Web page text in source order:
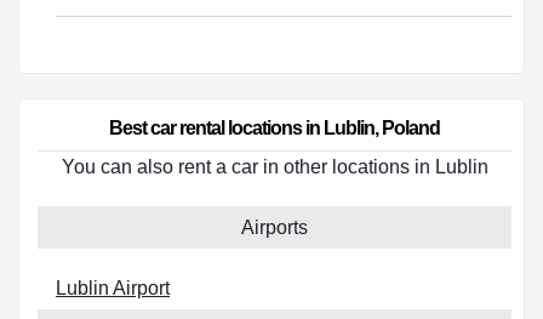
Best car rental locations in Lublin, Poland
You can also rent a car in other locations in Lublin
Airports
Lublin Airport